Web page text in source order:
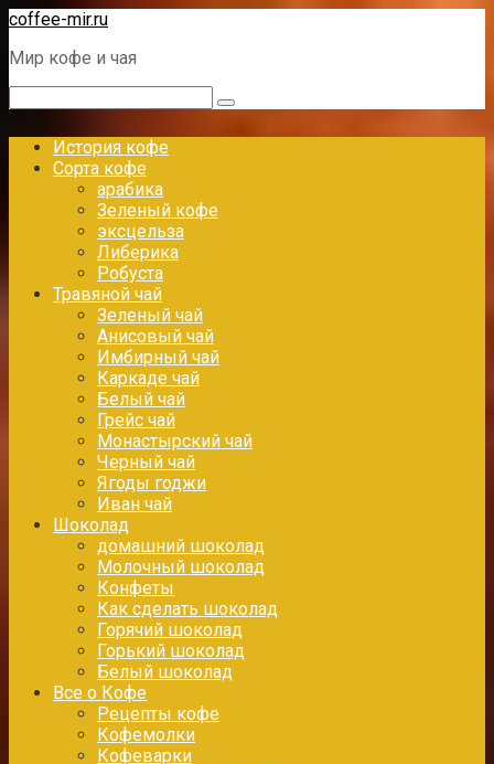
Перейти
контенту
coffee-mir.ru
Мир кофе и чая
История кофе
Сорта кофе
арабика
Зеленый кофе
эксцельза
Либерика
Робуста
Травяной чай
Зеленый чай
Анисовый чай
Имбирный чай
Каркаде чай
Белый чай
Грейс чай
Монастырский чай
Черный чай
Ягоды годжи
Иван чай
Шоколад
домашний шоколад
Молочный шоколад
Конфеты
Как сделать шоколад
Горячий шоколад
Горький шоколад
Белый шоколад
Все о Кофе
Рецепты кофе
Кофемолки
Кофеварки